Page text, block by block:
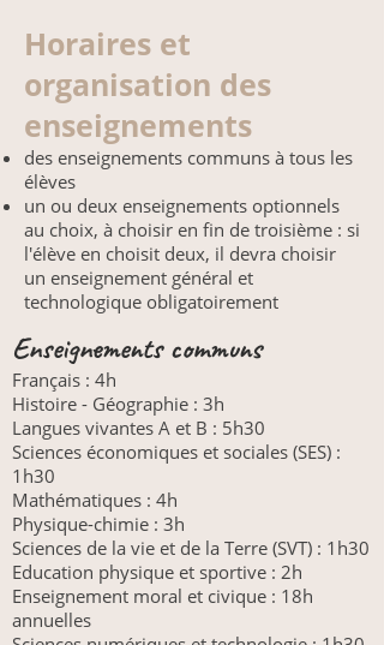
Horaires et
organisation des
enseignements
des enseignements communs à tous les
élèves
un ou deux enseignements optionnels
au choix, à choisir en fin de troisième : si
l'élève en choisit deux, il devra choisir
un enseignement général et
technologique obligatoirement
Enseignements communs
Français : 4h
Histoire - Géographie : 3h
Langues vivantes A et B : 5h30
Sciences économiques et sociales (SES) :
1h30
Mathématiques : 4h
Physique-chimie : 3h
Sciences de la vie et de la Terre (SVT) : 1h30
Education physique et sportive : 2h
Enseignement moral et civique : 18h
annuelles